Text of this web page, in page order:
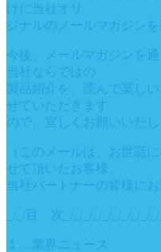
けに当社オリ
ジナルのメールマガジン
今後、メールマガジンを
当社ならではの
製品紹介を、読んで楽し
せていただきます
ので、宜しくお願いいたし
（このメールは、お世話
せて頂いたお客様、
当社パートナーの皆様に
_/_/目 次_/_/_/_/_/_/_/_/_/_/
１．業界ニュース